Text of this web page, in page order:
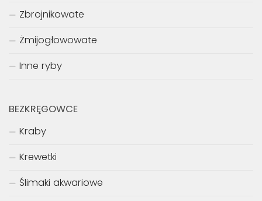
Zbrojnikowate
Żmijogłowowate
Inne ryby
BEZKRĘGOWCE
Kraby
Krewetki
Ślimaki akwariowe